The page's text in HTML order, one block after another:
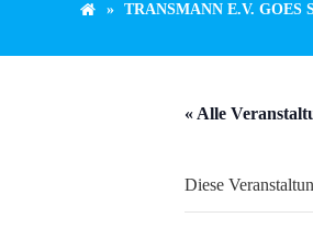
TRANSMANN E.V. GOES
« Alle
Diese